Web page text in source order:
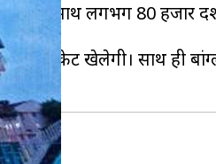
जहां एक साथ लगभग 80
क्रिकेट खेलेगी। साथ ही